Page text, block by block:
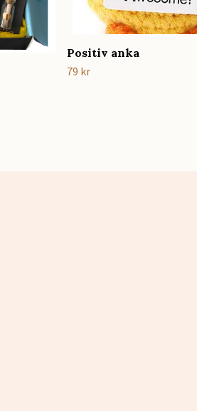
Positiv anka
79 kr